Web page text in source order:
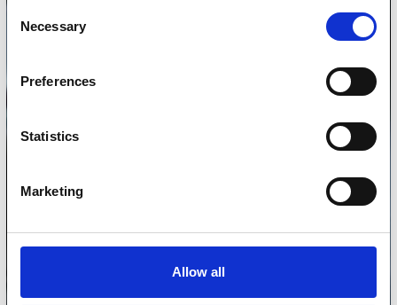
Consent
Selection
Necessary
Preferences
Statistics
Marketing
Allow all